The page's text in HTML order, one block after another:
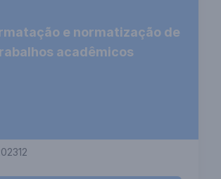
e normatização de
acadêmicos